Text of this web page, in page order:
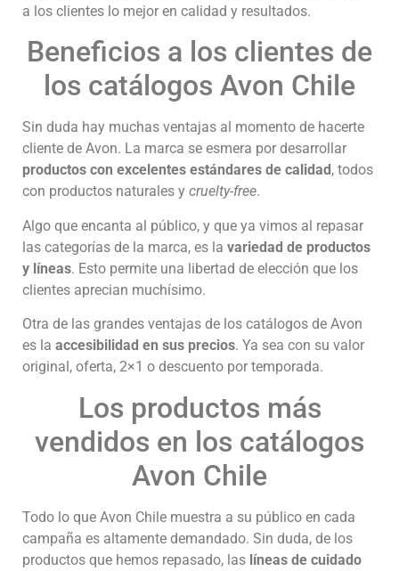
a los clientes lo mejor en calidad y resultados.
Beneficios a los clientes de
los catálogos Avon Chile
Sin duda hay muchas ventajas al momento de hacerte
cliente de Avon. La marca se esmera por desarrollar
productos con excelentes estándares de calidad , todos
con productos naturales y cruelty-free.
Algo que encanta al público, y que ya vimos al repasar
las categorías de la marca, es la variedad de productos
y líneas. Esto permite una libertad de elección que los
clientes aprecian muchísimo.
Otra de las grandes ventajas de los catálogos de Avon
es la accesibilidad en sus precios. Ya sea con su valor
original, oferta, 2×1 o descuento por temporada.
Los productos más
vendidos en los catálogos
Avon Chile
Todo lo que Avon Chile muestra a su público en cada
campaña es altamente demandado. Sin duda, de los
productos que hemos repasado, las líneas de cuidado